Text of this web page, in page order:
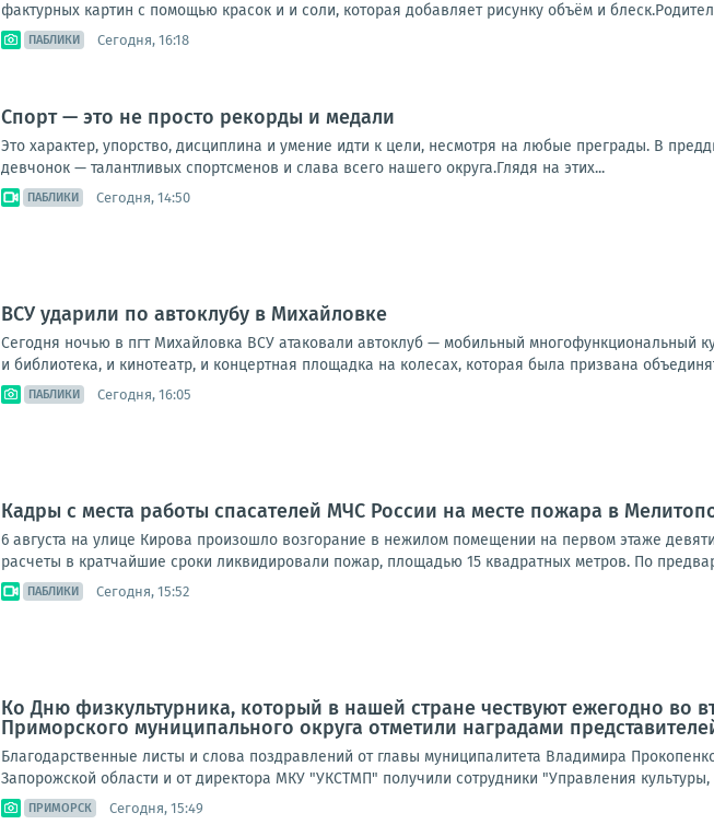
фактурных картин с помощью красок и и соли, которая добавляет рисунку объём и
ПАБЛИКИ Сегодня, 16:18
Спорт — это не просто рекорды и медали
Это характер, упорство, дисциплина и умение идти к цели, несмотря на любые преграды. В
девчонок — талантливых спортсменов и слава всего нашего округа.Глядя на этих...
ПАБЛИКИ Сегодня, 14:50
ВСУ ударили по автоклубу в Михайловке
Сегодня ночью в пгт Михайловка ВСУ атаковали автоклуб — мобильный многофункциональный
и библиотека, и кинотеатр, и концертная площадка на колесах, которая была призвана
ПАБЛИКИ Сегодня, 16:05
Кадры с места работы спасателей МЧС России на месте пожара в
6 августа на улице Кирова произошло возгорание в нежилом помещении на первом этаже
расчеты в кратчайшие сроки ликвидировали пожар, площадью 15 квадратных метров. По
ПАБЛИКИ Сегодня, 15:52
Ко Дню физкультурника, который в нашей стране чествуют ежегодно во
Приморского муниципального округа отметили наградами
Благодарственные листы и слова поздравлений от главы муниципалитета Владимира
Запорожской области и от директора МКУ "УКСТМП" получили сотрудники "Управления
ПРИМОРСК Сегодня, 15:49